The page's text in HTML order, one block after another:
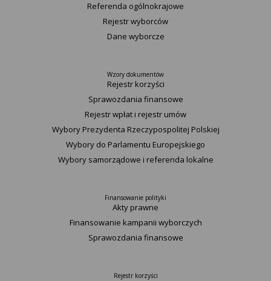
Referenda ogólnokrajowe
Rejestr wyborców
Dane wyborcze
Wzory dokumentów
Rejestr korzyści
Sprawozdania finansowe
Rejestr wpłat i rejestr umów
Wybory Prezydenta Rzeczypospolitej Polskiej
Wybory do Parlamentu Europejskiego
Wybory samorządowe i referenda lokalne
Finansowanie polityki
Akty prawne
Finansowanie kampanii wyborczych
Sprawozdania finansowe
Rejestr korzyści